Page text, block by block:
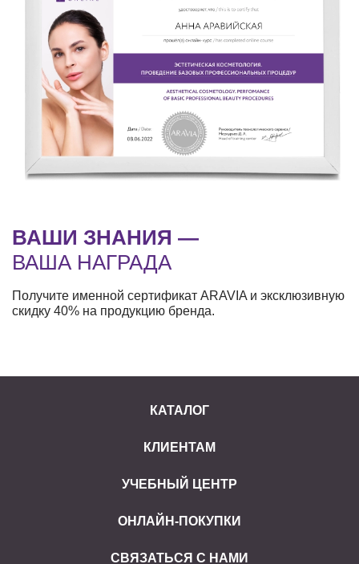
ВАШИ ЗНАНИЯ —
ВАША НАГРАДА
Получите именной сертификат ARAVIA и эксклюзивную
скидку 40% на продукцию бренда.
КАТАЛОГ
КЛИЕНТАМ
УЧЕБНЫЙ ЦЕНТР
ОНЛАЙН-ПОКУПКИ
СВЯЗАТЬСЯ С НАМИ